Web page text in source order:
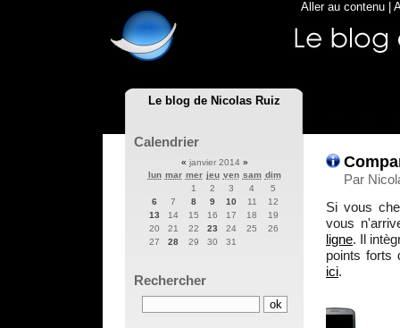
Le blog de Nicolas Ruiz
Aller au contenu
Par
Si vous
vous
ligne. Il
points forts
ici.
Calendrier
« janvier 2014 »
lun mar mer jeu ven sam dim
1
2 3 4
5
6
7 8 9 10 11
12
13
14 15 16 17 18
19
20
21 22 23 24 25
26
27
28 29 30 31
Rechercher